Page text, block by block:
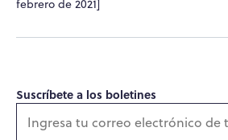
febrero de 2021]
Suscríbete a los boletines